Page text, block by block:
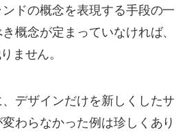
ドの概念を表現する手段の一
概念が定まっていなければ、
ません。
、デザインだけを新しくしたサ
わらなかった例は珍しくあり